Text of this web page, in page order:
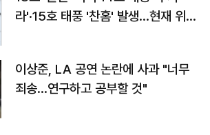
라'·15호 태풍 '찬홈' 발생…현재 위
이상준, LA 공연 논란에 사과 "너무
죄송…연구하고 공부할 것"